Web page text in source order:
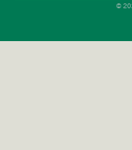
©